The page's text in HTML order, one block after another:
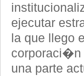
ejecutar
la que llego
una parte